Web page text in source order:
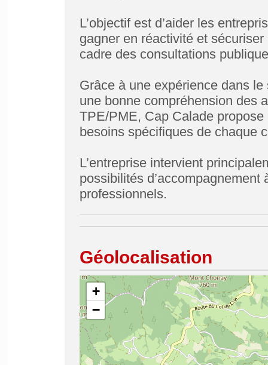
L’objectif est d’aider les
gagner en réactivité et
cadre des consultations
Grâce à une expérience dans
une bonne compréhension des
TPE/PME, Cap Calade
besoins spécifiques de chaque
L’entreprise intervient
possibilités
professionnels.
Géolocalisation
+
−